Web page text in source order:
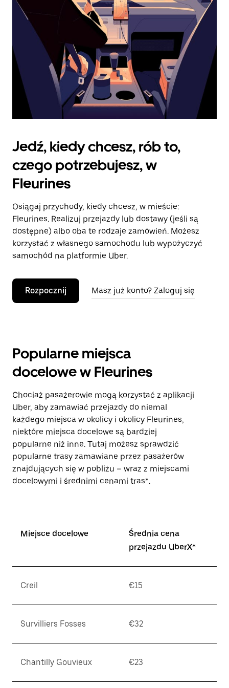
kalendarz.
Jedź, kiedy chcesz, rób to,
czego potrzebujesz, w
Fleurines
Osiągaj przychody, kiedy chcesz, w mieście:
Fleurines. Realizuj przejazdy lub dostawy (jeśli są
dostępne) albo oba te rodzaje zamówień. Możesz
korzystać z własnego samochodu lub wypożyczyć
samochód na platformie Uber.
Rozpocznij Masz już konto? Zaloguj się
Popularne miejsca
docelowe w Fleurines
Chociaż pasażerowie mogą korzystać z aplikacji
Uber, aby zamawiać przejazdy do niemal
każdego miejsca w okolicy i okolicy Fleurines,
niektóre miejsca docelowe są bardziej
popularne niż inne. Tutaj możesz sprawdzić
popularne trasy zamawiane przez pasażerów
znajdujących się w pobliżu – wraz z miejscami
docelowymi i średnimi cenami tras*.
Miejsce docelowe
Średnia cena
przejazdu UberX*
Creil €15
Survilliers Fosses €32
Chantilly Gouvieux €23